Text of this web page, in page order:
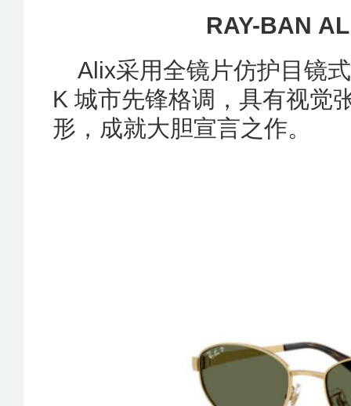
RAY-BAN
Alix采用全镜片仿护目镜
K 城市先锋格调，具有视觉
形，成就大胆宣言之作。